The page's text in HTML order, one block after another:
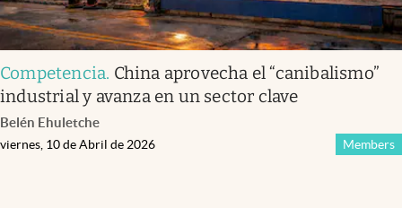
Competencia. China aprovecha el “canibalismo”
industrial y avanza en un sector clave
Belén Ehuletche
Members
viernes, 10 de Abril de 2026